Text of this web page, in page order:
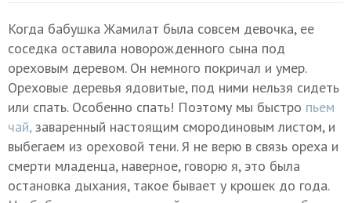
Когда бабушка Жамилат была совсем девочка, ее
соседка оставила новорожденного сына под
ореховым деревом. Он немного покричал и умер.
Ореховые деревья ядовитые, под ними нельзя сидеть
или спать. Особенно спать! Поэтому мы быстро пьем
чай,заваренный настоящим смородиновым листом, и
выбегаем из ореховой тени. Я не верю в связь ореха и
смерти младенца, наверное, говорю я, это была
остановка дыхания, такое бывает у крошек до года.